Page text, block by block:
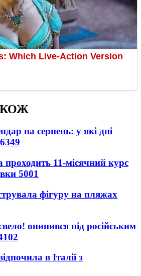
на серпень: у які дні
6349
проходить 11-місячний курс
5001
фігуру на пляжах
опинився під російським
в Італії з